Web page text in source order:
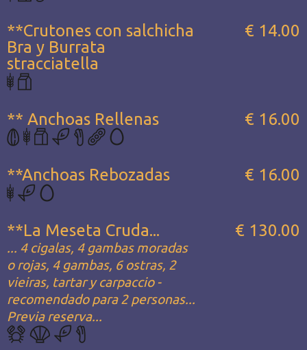
**Crutones con salchicha
Bra y Burrata
stracciatella
€ 14.00
** Anchoas Rellenas € 16.00
**Anchoas Rebozadas € 16.00
**La Meseta Cruda...
... 4 cigalas, 4 gambas moradas
o rojas, 4 gambas, 6 ostras, 2
vieiras, tartar y carpaccio -
recomendado para 2 personas...
Previa reserva...
€ 130.00